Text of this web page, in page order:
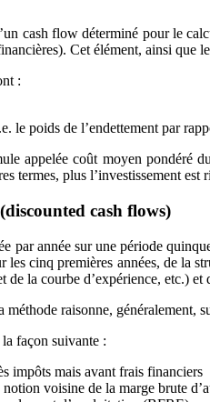
cash flow déterminé pour le
Cet élément, ainsi
:
le poids de l’endettement par
appelée coût moyen
termes, plus l’investissement
cash flows)
par année sur une période
les cinq premières années, de
de la courbe d’expérience, etc.)
raisonne,
façon suivante :
impôts mais avant frais financiers
voisine de la marge brute